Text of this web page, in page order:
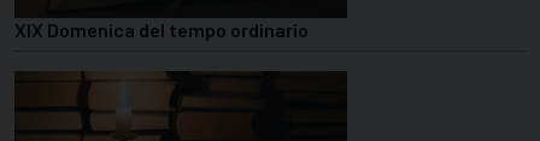
XIX Domenica del tempo ordinario